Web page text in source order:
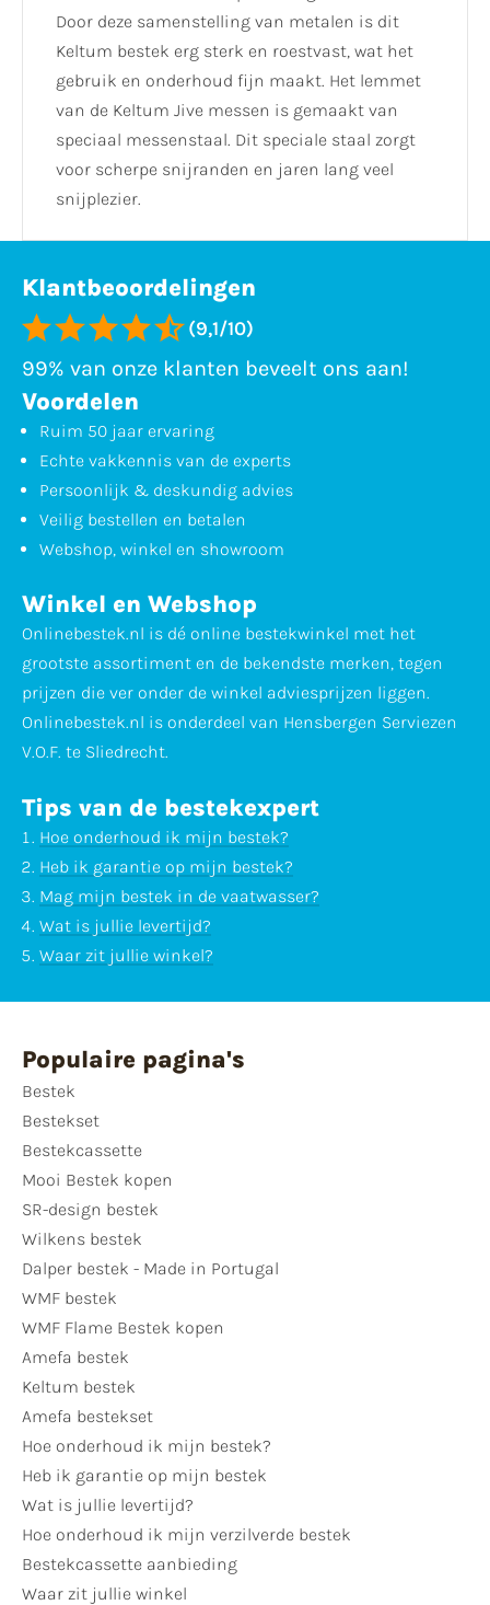
Door deze samenstelling van metalen is dit
Keltum bestek erg sterk en roestvast, wat het
gebruik en onderhoud fijn maakt. Het lemmet
van de Keltum Jive messen is gemaakt van
speciaal messenstaal. Dit speciale staal zorgt
voor scherpe snijranden en jaren lang veel
snijplezier.
Klantbeoordelingen
(9,1/10)
99% van onze klanten beveelt ons aan!
Voordelen
Ruim 50 jaar ervaring
Echte vakkennis van de experts
Persoonlijk & deskundig advies
Veilig bestellen en betalen
Webshop, winkel en showroom
Winkel en Webshop
Onlinebestek.nl is dé online bestekwinkel met het
grootste assortiment en de bekendste merken, tegen
prijzen die ver onder de winkel adviesprijzen liggen.
Onlinebestek.nl is onderdeel van Hensbergen Serviezen
V.O.F. te Sliedrecht.
Tips van de bestekexpert
Hoe onderhoud ik mijn bestek?
Heb ik garantie op mijn bestek?
Mag mijn bestek in de vaatwasser?
Wat is jullie levertijd?
Waar zit jullie winkel?
Populaire pagina's
Bestek
Bestekset
Bestekcassette
Mooi Bestek kopen
SR-design bestek
Wilkens bestek
Dalper bestek - Made in Portugal
WMF bestek
WMF Flame Bestek kopen
Amefa bestek
Keltum bestek
Amefa bestekset
Hoe onderhoud ik mijn bestek?
Heb ik garantie op mijn bestek
Wat is jullie levertijd?
Hoe onderhoud ik mijn verzilverde bestek
Bestekcassette aanbieding
Waar zit jullie winkel